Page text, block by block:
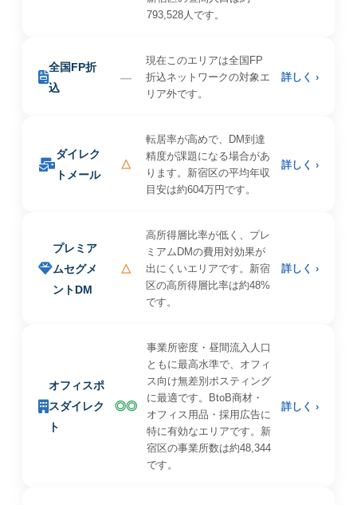
793,528人です。
全国FP折
込
—
現在このエリアは全国FP
折込ネットワークの対象エ
リア外です。
詳しく ›
ダイレク
トメール
△
転居率が高めで、DM到達
精度が課題になる場合があ
ります。新宿区の平均年収
目安は約604万円です。
詳しく ›
プレミア
ムセグメ
ントDM
△
高所得層比率が低く、プレ
ミアムDMの費用対効果が
出にくいエリアです。新宿
区の高所得層比率は約48%
です。
詳しく ›
オフィスポ
スダイレク
ト
◎◎
事業所密度・昼間流入人口
ともに最高水準で、オフィ
ス向け無差別ポスティング
に最適です。BtoB商材・
オフィス用品・採用広告に
特に有効なエリアです。新
宿区の事業所数は約48,344
です。
詳しく ›